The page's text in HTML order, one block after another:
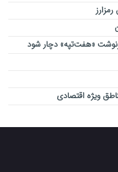
«هفت‌تپه» دچار شود
ویژه اقتصادی